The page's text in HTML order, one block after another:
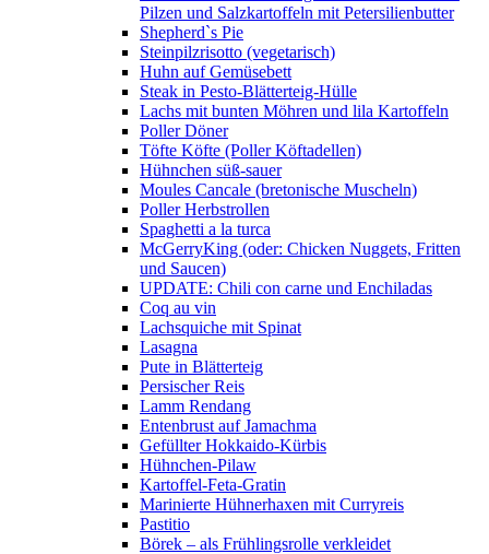
Pilzen und Salzkartoffeln mit Petersilienbutter
Shepherd`s Pie
Steinpilzrisotto (vegetarisch)
Huhn auf Gemüsebett
Steak in Pesto-Blätterteig-Hülle
Lachs mit bunten Möhren und lila Kartoffeln
Poller Döner
Töfte Köfte (Poller Köftadellen)
Hühnchen süß-sauer
Moules Cancale (bretonische Muscheln)
Poller Herbstrollen
Spaghetti a la turca
McGerryKing (oder: Chicken Nuggets, Fritten
und Saucen)
UPDATE: Chili con carne und Enchiladas
Coq au vin
Lachsquiche mit Spinat
Lasagna
Pute in Blätterteig
Persischer Reis
Lamm Rendang
Entenbrust auf Jamachma
Gefüllter Hokkaido-Kürbis
Hühnchen-Pilaw
Kartoffel-Feta-Gratin
Marinierte Hühnerhaxen mit Curryreis
Pastitio
Börek – als Frühlingsrolle verkleidet